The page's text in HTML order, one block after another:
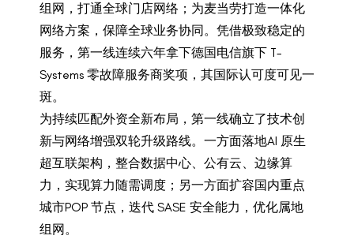
组网，打通全球门店网络；为麦当劳打造一体化
网络方案，保障全球业务协同。凭借极致稳定的
服务，第一线连续六年拿下德国电信旗下 T-
Systems 零故障服务商奖项，其国际认可度可见一
斑。
为持续匹配外资全新布局，第一线确立了技术创
新与网络增强双轮升级路线。一方面落地AI 原生
超互联架构，整合数据中心、公有云、边缘算
力，实现算力随需调度；另一方面扩容国内重点
城市POP 节点，迭代 SASE 安全能力，优化属地
组网。